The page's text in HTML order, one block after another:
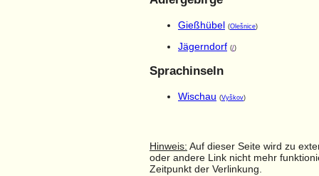
Gießhübel (Olešnice)
Jägerndorf (/)
Sprachinseln
Wischau (Vyškov)
Hinweis: Auf dieser Seite wird zu
oder andere Link nicht mehr
Zeitpunkt der Verlinkung.